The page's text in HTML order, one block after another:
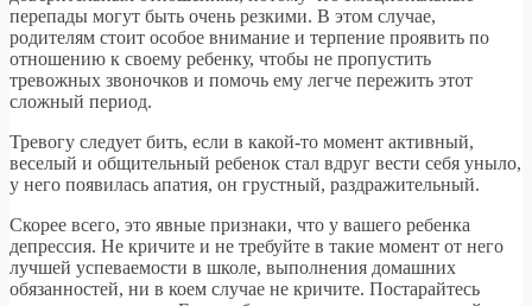
перепады могут быть очень резкими. В этом случае,
родителям стоит особое внимание и терпение проявить по
отношению к своему ребенку, чтобы не пропустить
тревожных звоночков и помочь ему легче пережить этот
сложный период.
Тревогу следует бить, если в какой-то момент активный,
веселый и общительный ребенок стал вдруг вести себя уныло,
у него появилась апатия, он грустный, раздражительный.
Скорее всего, это явные признаки, что у вашего ребенка
депрессия. Не кричите и не требуйте в такие момент от него
лучшей успеваемости в школе, выполнения домашних
обязанностей, ни в коем случае не кричите. Постарайтесь